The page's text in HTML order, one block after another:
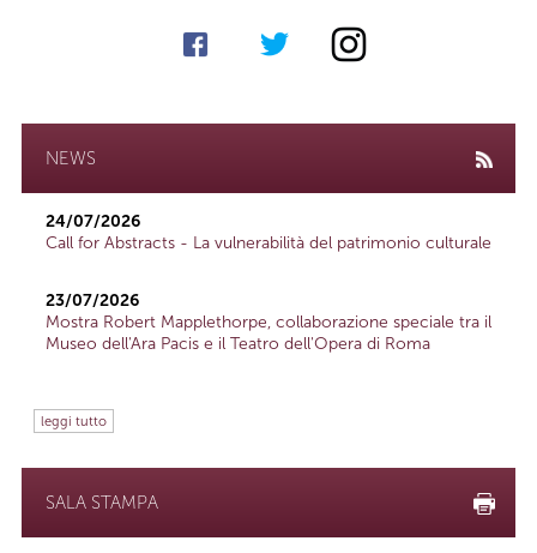
NEWS
24/07/2026
Call for Abstracts - La vulnerabilità del patrimonio culturale
23/07/2026
Mostra Robert Mapplethorpe, collaborazione speciale tra il
Museo dell'Ara Pacis e il Teatro dell'Opera di Roma
leggi tutto
SALA STAMPA